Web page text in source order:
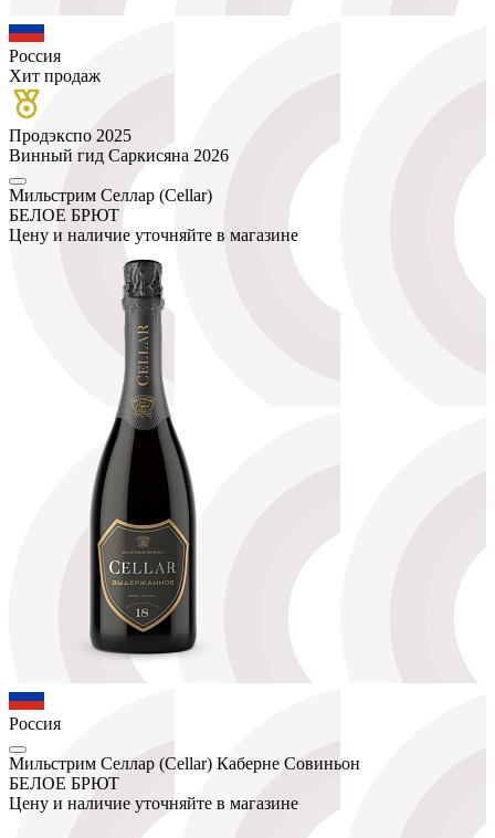
Россия
Хит продаж
Продэкспо 2025
Винный гид Саркисяна 2026
Мильстрим Селлар (Cellar)
БЕЛОЕ БРЮТ
Цену и наличие уточняйте в магазине
Россия
Мильстрим Селлар (Cellar) Каберне Совиньон
БЕЛОЕ БРЮТ
Цену и наличие уточняйте в магазине